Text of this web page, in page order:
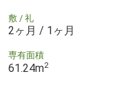
敷 / 礼
2ヶ月 / 1ヶ月
専有面積
61.24m2